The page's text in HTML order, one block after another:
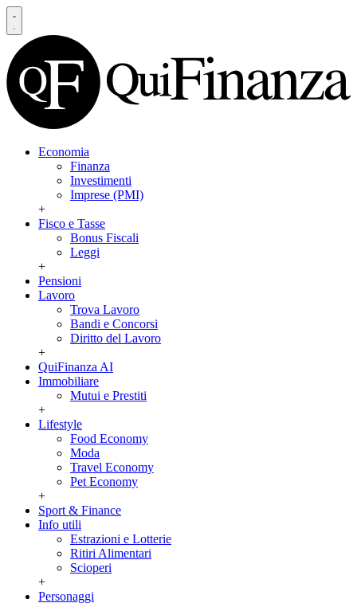
Economia
Finanza
Investimenti
Imprese (PMI)
+
Fisco e Tasse
Bonus Fiscali
Leggi
+
Pensioni
Lavoro
Trova Lavoro
Bandi e Concorsi
Diritto del Lavoro
+
QuiFinanza AI
Immobiliare
Mutui e Prestiti
+
Lifestyle
Food Economy
Moda
Travel Economy
Pet Economy
+
Sport & Finance
Info utili
Estrazioni e Lotterie
Ritiri Alimentari
Scioperi
+
Personaggi